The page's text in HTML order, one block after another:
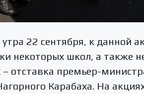
22 сентября, к данной
некоторых школ, а также
отставка премьер-
Карабаха. На